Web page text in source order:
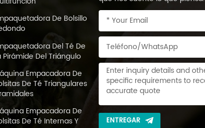
De Bolsillo
Del Té De
Pirámide Del Triángulo
Empacadora De
De Té Triangulares
Empacadora De
De Té Internas Y
ENTREGAR